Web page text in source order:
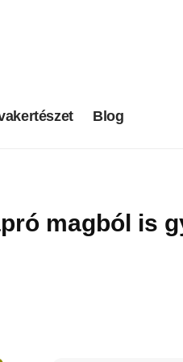
Blog
magból is